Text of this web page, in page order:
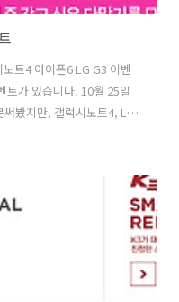
트4 아이폰6 LG G3 이벤
트가 있습니다. 10월 25일
봤지만, 갤럭시노트4, LG
이즈가 크게 나온 아이폰6
시노트4인가. 아니면 무난하
3개의 제품 다 써보길 바라면
G3 이벤트에 응모하면 엔
지L + 콜라..